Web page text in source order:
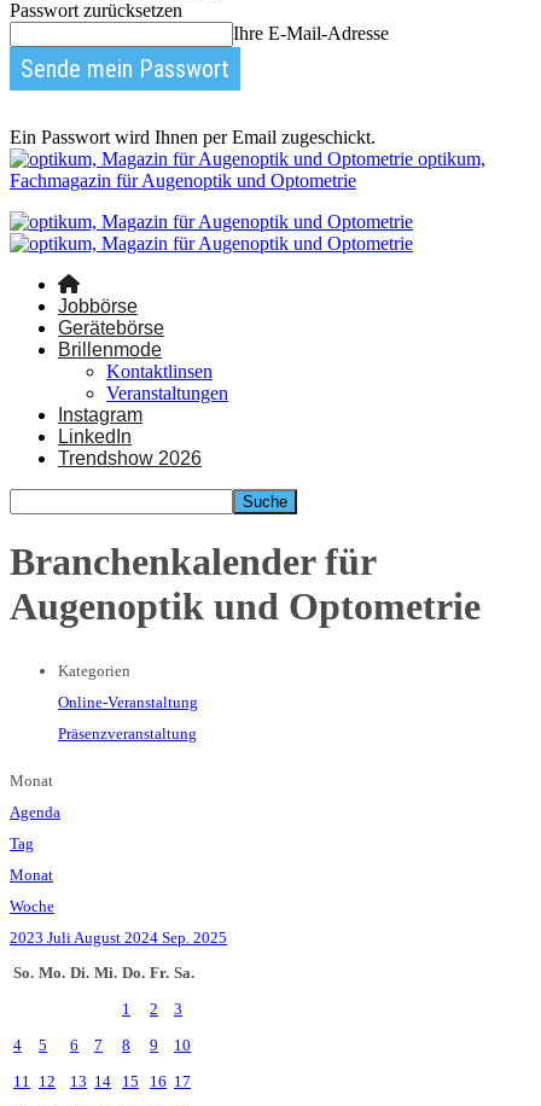
Passwort zurücksetzen
Ihre E-Mail-Adresse
Ein Passwort wird Ihnen per Email zugeschickt.
optikum,
Fachmagazin für Augenoptik und Optometrie
Jobbörse
Gerätebörse
Brillenmode
Kontaktlinsen
Veranstaltungen
Instagram
LinkedIn
Trendshow 2026
Branchenkalender für
Augenoptik und Optometrie
Kategorien
Online-Veranstaltung
Präsenzveranstaltung
Monat
Agenda
Tag
Monat
Woche
2023 Juli August 2024 Sep. 2025
So. Mo. Di. Mi. Do. Fr. Sa.
1
2
3
4
5 6 7 8 9
10
11
12 13 14 15 16 17